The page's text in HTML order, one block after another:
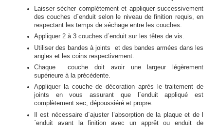
Laisser sécher complètement et appliquer successivement
des couches d´enduit selon le niveau de finition requis, en
respectant les temps de séchage entre les couches.
Appliquer 2 à 3 couches d´enduit sur les têtes de vis.
Utiliser des bandes à joints et des bandes armées dans les
angles et les coins respectivement.
Chaque couche doit avoir une largeur légèrement
supérieure à la précédente.
Appliquer la couche de décoration après le traitement de
joints en vous assurant que l´enduit appliqué est
complètement sec, dépoussiéré et propre.
Il est nécessaire d´ajuster l’absorption de la plaque et de l
´enduit avant la finition avec un apprêt ou enduit de